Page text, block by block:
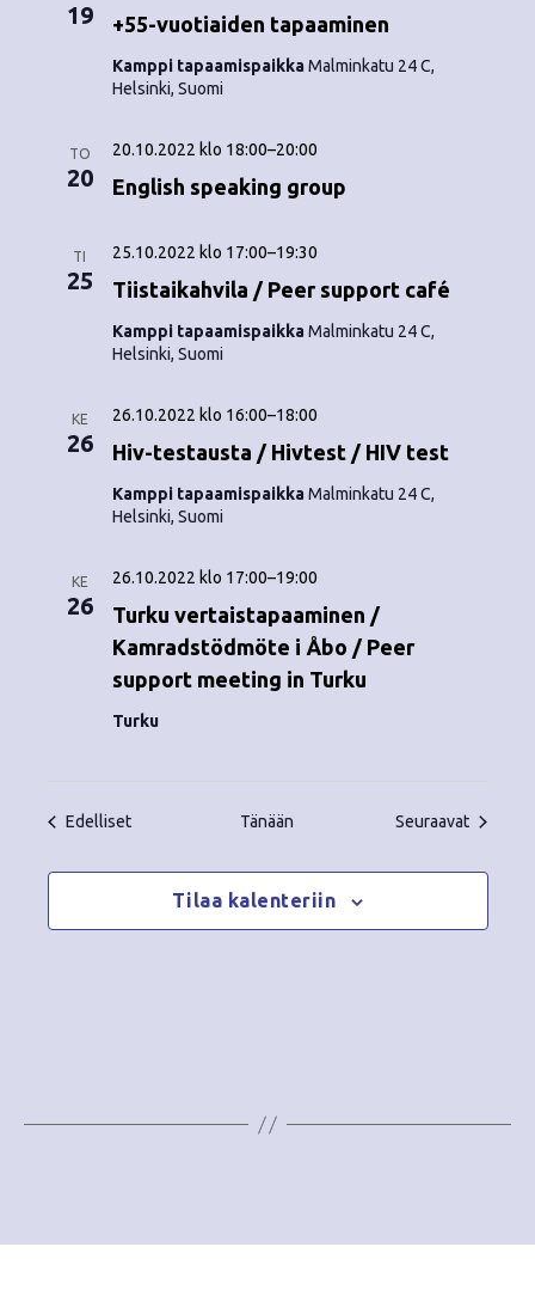
19 +55-vuotiaiden tapaaminen
Kamppi tapaamispaikkaMalminkatu 24 C,
Helsinki, Suomi
TO
20 English speaking group
20.10.2022 klo 18:00–20:00
TI
25 Tiistaikahvila / Peer support café
25.10.2022 klo 17:00–19:30
Kamppi tapaamispaikkaMalminkatu 24 C,
Helsinki, Suomi
KE
26 Hiv-testausta / Hivtest / HIV test
26.10.2022 klo 16:00–18:00
Kamppi tapaamispaikkaMalminkatu 24 C,
Helsinki, Suomi
KE
26
Turku vertaistapaaminen /
Kamradstödmöte i Åbo / Peer
support meeting in Turku
26.10.2022 klo 17:00–19:00
Turku
EdellisetTapahtumat Tänään Seuraavat
Tilaa kalenteriin